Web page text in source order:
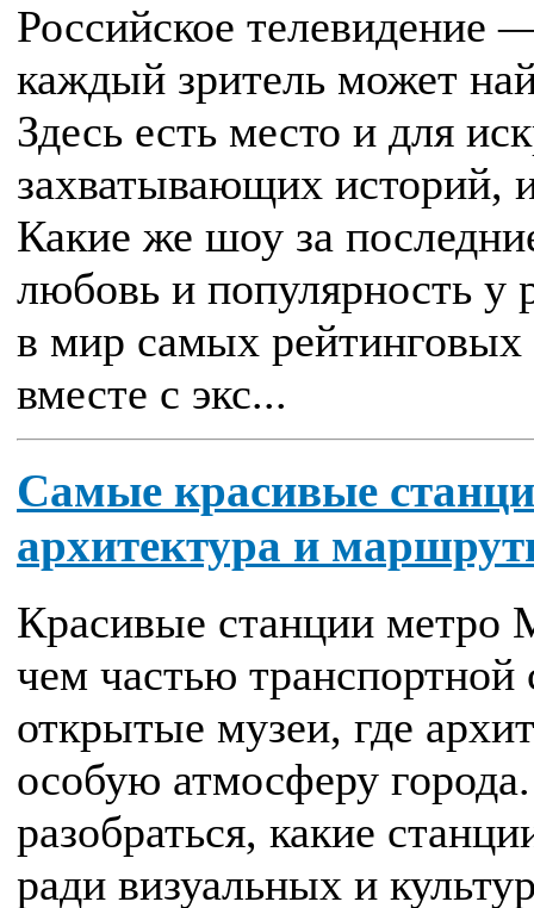
Российское телевидение
каждый зритель может
Здесь есть место и для
захватывающих историй,
Какие же шоу за
любовь и популярность у
в мир самых рейтинговых
вместе с экс...
Самые красивые
архитектура и
Красивые станции метро
чем частью
открытые музеи, где
особую атмосферу
разобраться, какие
ради визуальных и